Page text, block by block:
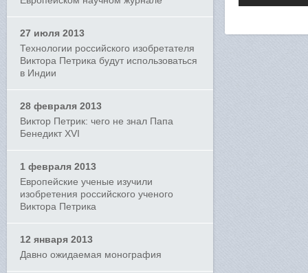
27 июля 2013
Технологии российского изобретателя
Виктора Петрика будут использоваться
в Индии
28 февраля 2013
Виктор Петрик: чего не знал Папа
Бенедикт XVI
1 февраля 2013
Европейские ученые изучили
изобретения российского ученого
Виктора Петрика
12 января 2013
Давно ожидаемая монография